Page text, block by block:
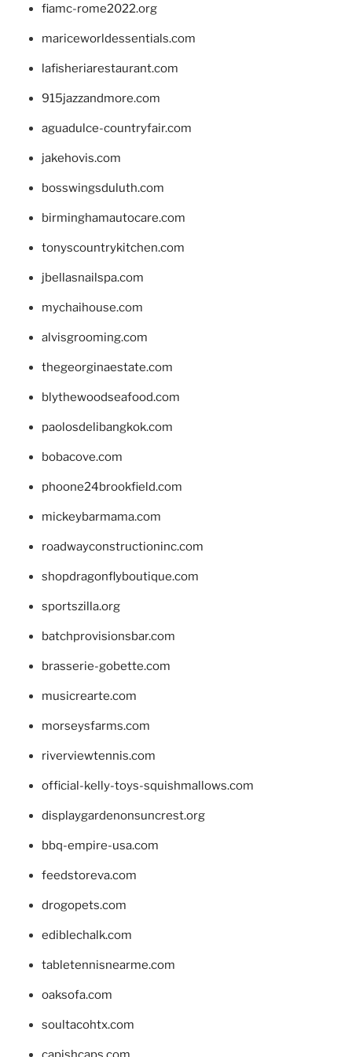
fiamc-rome2022.org
mariceworldessentials.com
lafisheriarestaurant.com
915jazzandmore.com
aguadulce-countryfair.com
jakehovis.com
bosswingsduluth.com
birminghamautocare.com
tonyscountrykitchen.com
jbellasnailspa.com
mychaihouse.com
alvisgrooming.com
thegeorginaestate.com
blythewoodseafood.com
paolosdelibangkok.com
bobacove.com
phoone24brookfield.com
mickeybarmama.com
roadwayconstructioninc.com
shopdragonflyboutique.com
sportszilla.org
batchprovisionsbar.com
brasserie-gobette.com
musicrearte.com
morseysfarms.com
riverviewtennis.com
official-kelly-toys-squishmallows.com
displaygardenonsuncrest.org
bbq-empire-usa.com
feedstoreva.com
drogopets.com
ediblechalk.com
tabletennisnearme.com
oaksofa.com
soultacohtx.com